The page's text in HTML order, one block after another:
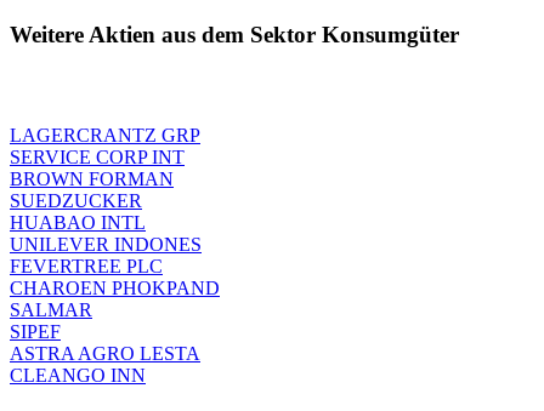
Weitere Aktien aus dem Sektor Konsumgüter
LAGERCRANTZ GRP
SERVICE CORP INT
BROWN FORMAN
SUEDZUCKER
HUABAO INTL
UNILEVER INDONES
FEVERTREE PLC
CHAROEN PHOKPAND
SALMAR
SIPEF
ASTRA AGRO LESTA
CLEANGO INN